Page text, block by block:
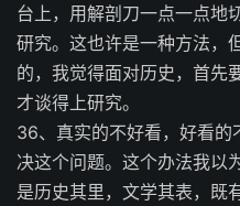
台上，用解剖刀一点一点地
研究。这也许是一种方法，
的，我觉得面对历史，首先
才谈得上研究。
36、真实的不好看，好看
决这个问题。这个办法我以
是历史其里，文学其表，既